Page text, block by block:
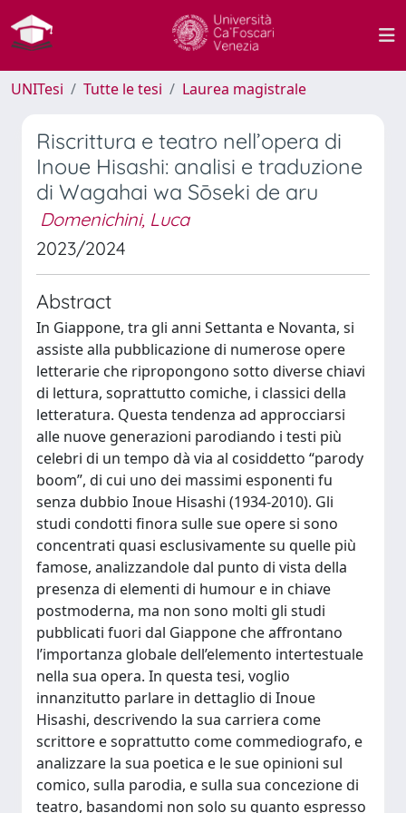
UNITesi Tutte le tesi Laurea magistrale
Riscrittura e teatro nell’opera di
Inoue Hisashi: analisi e traduzione
di Wagahai wa Sōseki de aru
Domenichini, Luca
2023/2024
Abstract
In Giappone, tra gli anni Settanta e Novanta, si
assiste alla pubblicazione di numerose opere
letterarie che ripropongono sotto diverse chiavi
di lettura, soprattutto comiche, i classici della
letteratura. Questa tendenza ad approcciarsi
alle nuove generazioni parodiando i testi più
celebri di un tempo dà via al cosiddetto “parody
boom”, di cui uno dei massimi esponenti fu
senza dubbio Inoue Hisashi (1934-2010). Gli
studi condotti finora sulle sue opere si sono
concentrati quasi esclusivamente su quelle più
famose, analizzandole dal punto di vista della
presenza di elementi di humour e in chiave
postmoderna, ma non sono molti gli studi
pubblicati fuori dal Giappone che affrontano
l’importanza globale dell’elemento intertestuale
nella sua opera. In questa tesi, voglio
innanzitutto parlare in dettaglio di Inoue
Hisashi, descrivendo la sua carriera come
scrittore e soprattutto come commediografo, e
analizzare la sua poetica e le sue opinioni sul
comico, sulla parodia, e sulla sua concezione di
teatro, basandomi non solo su quanto espresso